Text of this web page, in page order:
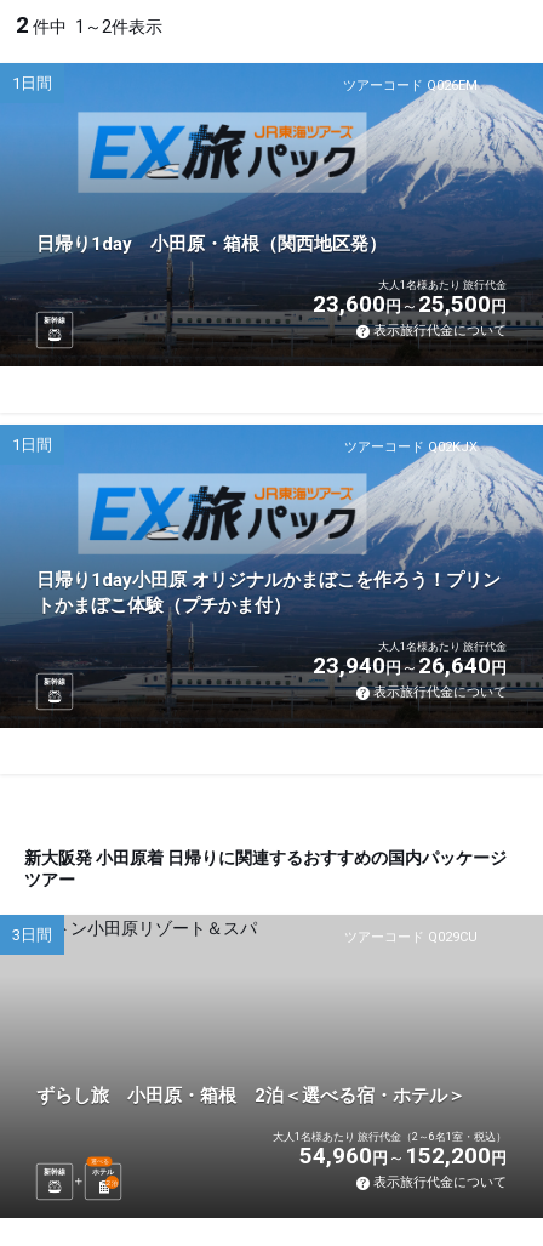
2 件中 1～2件表示
ツアーコード Q026EM
1日間
日帰り1day 小田原・箱根（関西地区発）
新幹線
大人1名様あたり 旅行代金
23,600円 25,500円
表示旅行代金について
ツアーコード Q02KJX
1日間
日帰り1day小田原 オリジナルかまぼこを作ろう！プリン
トかまぼこ体験（プチかま付）
新幹線
大人1名様あたり 旅行代金
23,940円 26,640円
表示旅行代金について
新大阪発 小田原着 日帰りに関連するおすすめの国内パッケージ
ツアー
ツアーコード Q029CU
3日間
ずらし旅 小田原・箱根 2泊＜選べる宿・ホテル＞
新幹線 ホテル
選べる
2泊
大人1名様あたり 旅行代金（2～6名1室・税込）
54,960 円 152,200 円
表示旅行代金について